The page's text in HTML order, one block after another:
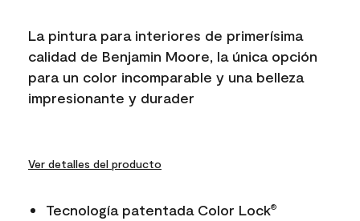
link.
La pintura para interiores de primerísima
calidad de Benjamin Moore, la única opción
para un color incomparable y una belleza
impresionante y durader
Ver detalles del producto
Tecnología patentada Color Lock®